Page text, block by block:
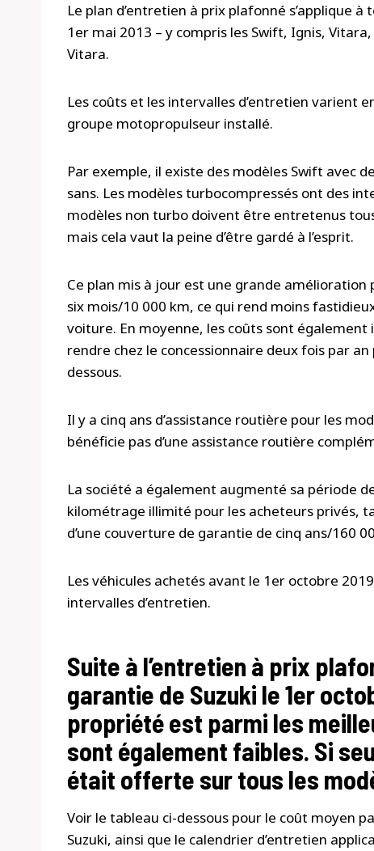
Le plan d’entretien à prix plafonné s’applique
1er mai 2013 – y compris les Swift, Ignis,
Vitara.
Les coûts et les intervalles d’entretien varient
groupe motopropulseur installé.
Par exemple, il existe des modèles Swift avec
sans. Les modèles turbocompressés ont des
modèles non turbo doivent être entretenus
mais cela vaut la peine d’être gardé à l’esprit.
Ce plan mis à jour est une grande
six mois/10 000 km, ce qui rend moins
voiture. En moyenne, les coûts sont également
rendre chez le concessionnaire deux fois par
dessous.
Il y a cinq ans d’assistance routière pour les
bénéficie pas d’une assistance routière
La société a également augmenté sa période
kilométrage illimité pour les acheteurs privés,
d’une couverture de garantie de cinq ans/160
Les véhicules achetés avant le 1er octobre
intervalles d’entretien.
Suite à l’entretien à prix
garantie de Suzuki le 1er
propriété est parmi les
sont également faibles. Si
était offerte sur tous les
Voir le tableau ci-dessous pour le coût moyen
Suzuki, ainsi que le calendrier d’entretien